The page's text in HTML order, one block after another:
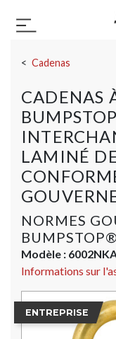
Basculer la
Cadenas
CADENAS
LAMINÉ
NORMES
Modèle :
Informations sur
ENTREPRISE